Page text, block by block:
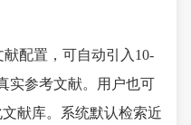
献配置，可自动引入10-
实参考文献。用户也可
献库。系统默认检索近